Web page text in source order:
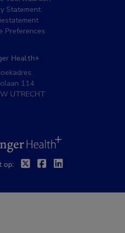
Statement
Preferences
Health+
114
UTRECHT
BSL
op: TwitterFacebook
Linkedin